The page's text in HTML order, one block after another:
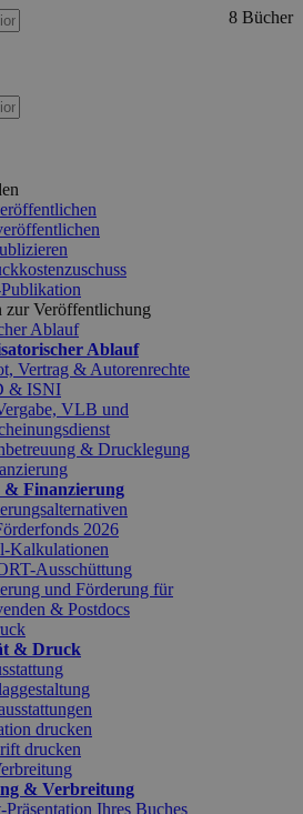
zur Veröffentlichung
Ablauf
Ablauf
Vertrag & Autorenrechte
& ISNI
VLB und
& Drucklegung
& Finanzierung
2026
Kalkulationen
Ausschüttung
und Förderung für
& Postdocs
& Druck
drucken
drucken
& Verbreitung
Präsentation Ihres Buches
8 Bücher